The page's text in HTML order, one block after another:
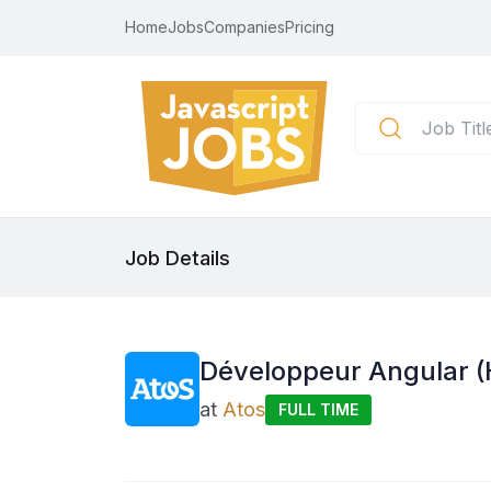
HomeJobsCompaniesPricing
Job Details
Développeur Angular
at Atos FULL TIME